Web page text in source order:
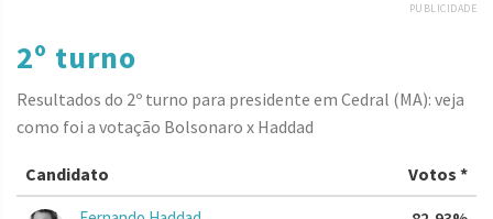
PUBLICIDADE
2º turno
Resultados do 2º turno para presidente em Cedral (MA): veja
como foi a votação Bolsonaro x Haddad
Candidato Votos *